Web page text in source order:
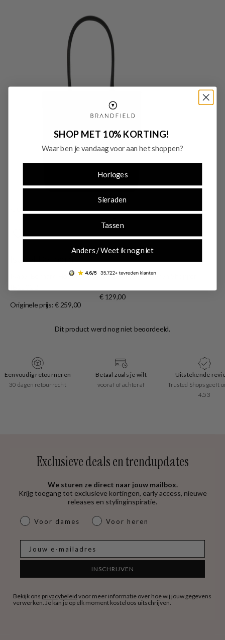
-50%
Isabel Bernard
Isabel Bernard Honoré Lysanne Zwarte Kalfsleren Shopper
€ 129,00
Originele prijs: € 259,00
Eenvoudig retourneren
30 dagen retourrecht
Betaal zoals je wilt
vooraf of achteraf
Uitstekende
Trusted Shops geeft
4.53
Exclusieve deals en trendupdates
We sturen ze direct naar jouw mailbox.
Krijg toegang tot exclusieve kortingen, early access, nieuwe
releases en stylinginspiratie.
dames & heren
Voor dames Voor heren
INSCHRIJVEN
Bekijk ons privacybeleid voor meer informatie over hoe wij jouw gegevens
verwerken. Je kan je op elk moment kosteloos uitschrijven.
SHOP MET 10% KORTING!
Waar ben je vandaag voor aan het shoppen?
Horloges
Sieraden
Tassen
Anders / Weet ik nog niet